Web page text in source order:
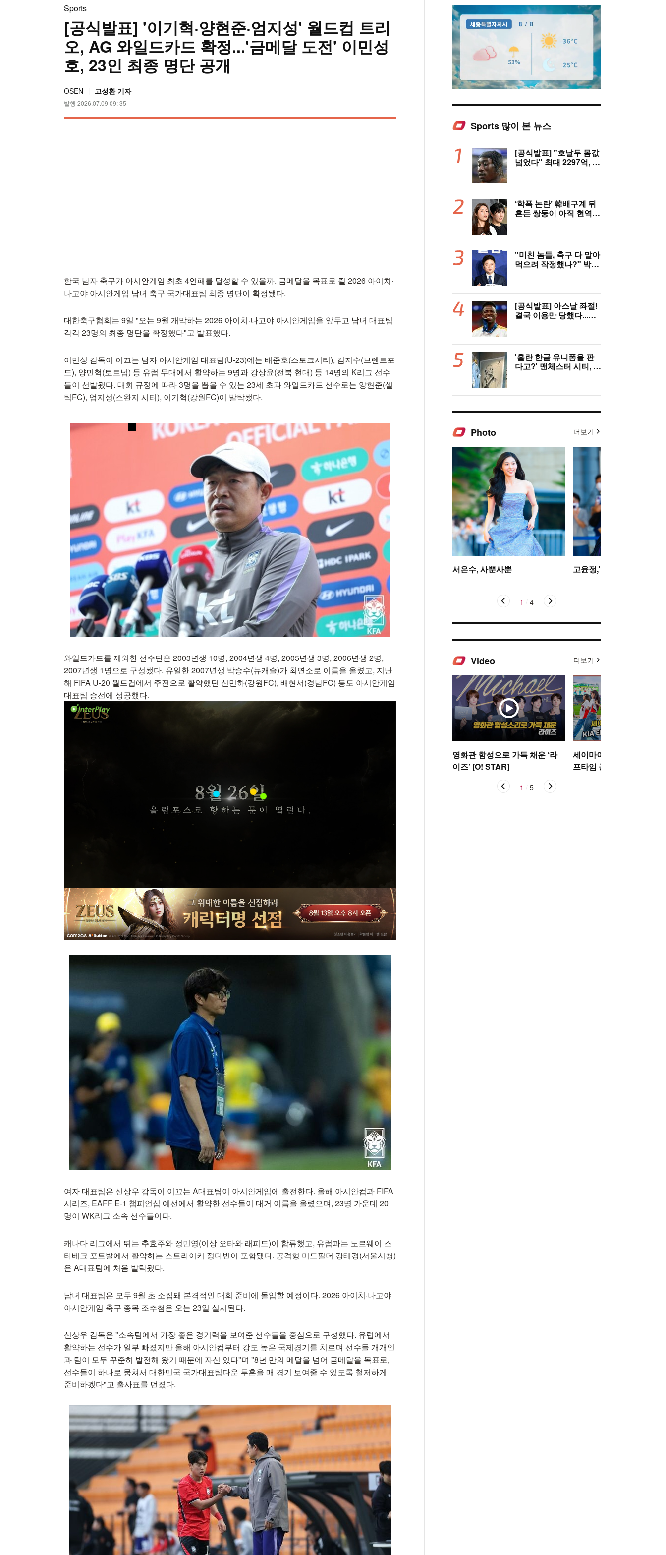
Sports
[공식발표] '이기혁·양현준·엄지성' 월드컵 트리
오, AG 와일드카드 확정...'금메달 도전' 이민성
호, 23인 최종 명단 공개
OSEN 고성환 기자
발행 2026.07.09 09: 35
한국 남자 축구가 아시안게임 최초 4연패를 달성할 수 있을까. 금메달을 목표로 뛸 2026 아이치·
나고야 아시안게임 남녀 축구 국가대표팀 최종 명단이 확정됐다.
대한축구협회는 9일 "오는 9월 개막하는 2026 아이치·나고야 아시안게임을 앞두고 남녀 대표팀
각각 23명의 최종 명단을 확정했다"고 발표했다.
이민성 감독이 이끄는 남자 아시안게임 대표팀(U-23)에는 배준호(스토크시티), 김지수(브렌트포
드), 양민혁(토트넘) 등 유럽 무대에서 활약하는 9명과 강상윤(전북 현대) 등 14명의 K리그 선수
들이 선발됐다. 대회 규정에 따라 3명을 뽑을 수 있는 23세 초과 와일드카드 선수로는 양현준(셀
틱FC), 엄지성(스완지 시티), 이기혁(강원FC)이 발탁됐다.
와일드카드를 제외한 선수단은 2003년생 10명, 2004년생 4명, 2005년생 3명, 2006년생 2명,
2007년생 1명으로 구성됐다. 유일한 2007년생 박승수(뉴캐슬)가 최연소로 이름을 올렸고, 지난
해 FIFA U-20 월드컵에서 주전으로 활약했던 신민하(강원FC), 배현서(경남FC) 등도 아시안게임
대표팀 승선에 성공했다.
여자 대표팀은 신상우 감독이 이끄는 A대표팀이 아시안게임에 출전한다. 올해 아시안컵과 FIFA
시리즈, EAFF E-1 챔피언십 예선에서 활약한 선수들이 대거 이름을 올렸으며, 23명 가운데 20
명이 WK리그 소속 선수들이다.
캐나다 리그에서 뛰는 추효주와 정민영(이상 오타와 래피드)이 합류했고, 유럽파는 노르웨이 스
타베크 포트발에서 활약하는 스트라이커 정다빈이 포함됐다. 공격형 미드필더 강태경(서울시청)
은 A대표팀에 처음 발탁됐다.
남녀 대표팀은 모두 9월 초 소집돼 본격적인 대회 준비에 돌입할 예정이다. 2026 아이치·나고야
아시안게임 축구 종목 조추첨은 오는 23일 실시된다.
신상우 감독은 "소속팀에서 가장 좋은 경기력을 보여준 선수들을 중심으로 구성했다. 유럽에서
활약하는 선수가 일부 빠졌지만 올해 아시안컵부터 강도 높은 국제경기를 치르며 선수들 개개인
과 팀이 모두 꾸준히 발전해 왔기 때문에 자신 있다"며 "8년 만의 메달을 넘어 금메달을 목표로,
선수들이 하나로 뭉쳐서 대한민국 국가대표팀다운 투혼을 매 경기 보여줄 수 있도록 철저하게
준비하겠다"고 출사표를 던졌다.
Sports 많이 본 뉴스
[공식발표] "호날두 몸값
넘었다" 최대 2297억, 초
다..."구단 역사상 가장
비싼 영입"
‘학폭 논란’ 韓배구계 뒤
흔든 쌍둥이 아직 현역이
정
"미친 놈들, 축구 다 말아
먹으려 작정했나?" 박문
"국제적 망신, 국제 문제
될 수도"
[공식발표] 아스날 좌절!
결국 이용만 당했다...비
적 잔류 "2032년까지 재
계약 서명"
'홀란 한글 유니폼을 판
다고?' 맨체스터 시티, 팝
Photo 더보기
서은수, 사뿐사뿐 고윤정,'탄성을 자아내는
1 4
Video 더보기
영화관 함성으로 가득 채운 ‘라
이즈’ [O! STAR]
세이마이네임,'KIA 타이거
프타임 공연' [O!
1 5